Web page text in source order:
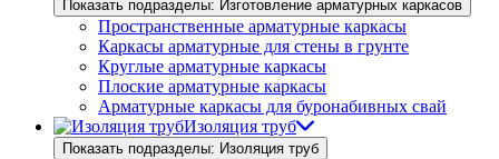
Показать подразделы: Изготовление арматурных каркасов
Пространственные арматурные каркасы
Каркасы арматурные для стены в грунте
Круглые арматурные каркасы
Плоские арматурные каркасы
Арматурные каркасы для буронабивных свай
Изоляция труб
Показать подразделы: Изоляция труб